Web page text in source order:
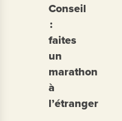
Conseil
:
faites
un
marathon
à
l’étranger